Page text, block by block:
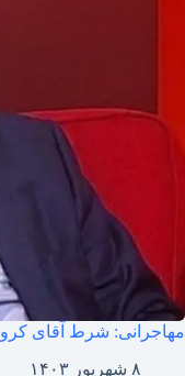
مهاجرانی: شرط آقای
۸ شهریور ۱۴۰۳